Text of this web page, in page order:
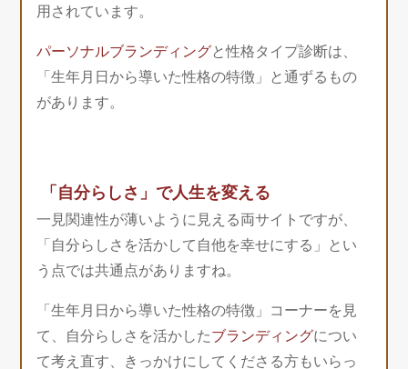
用されています。
パーソナルブランディングと性格タイプ診断は、
「生年月日から導いた性格の特徴」と通ずるもの
があります。
「自分らしさ」で人生を変える
一見関連性が薄いように見える両サイトですが、
「自分らしさを活かして自他を幸せにする」とい
う点では共通点がありますね。
「生年月日から導いた性格の特徴」コーナーを見
て、自分らしさを活かしたブランディングについ
て考え直す、きっかけにしてくださる方もいらっ